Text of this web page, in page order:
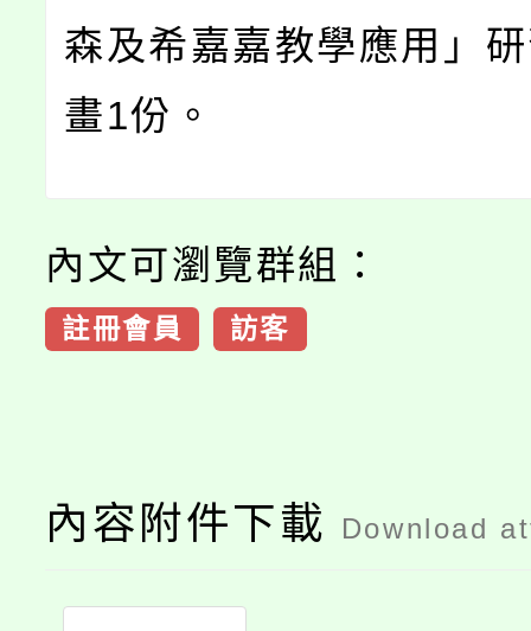
森及希嘉嘉教學應用」
畫1份。
內文可瀏覽群組：
註冊會員 訪客
內容附件下載 Download